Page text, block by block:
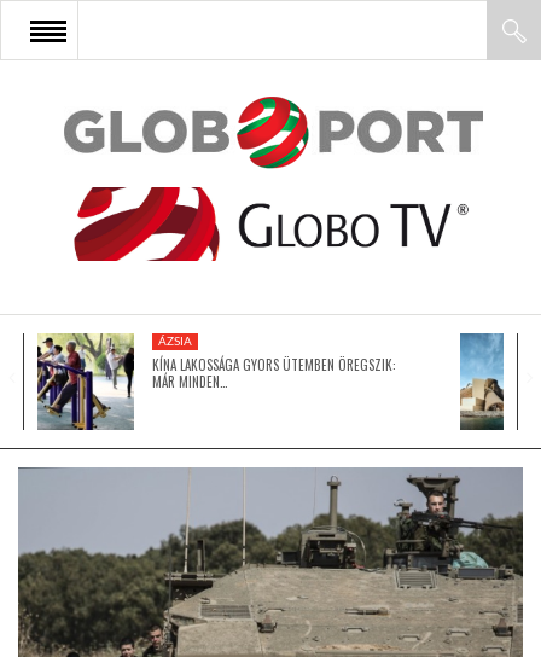
FŐOLDAL
AFRIKA
ÁZSIA
KÖZEL-KELET
ÁZSIA
KÍNA LAKOSSÁGA GYORS ÜTEMBEN ÖREGSZIK:
MÁR MINDEN…